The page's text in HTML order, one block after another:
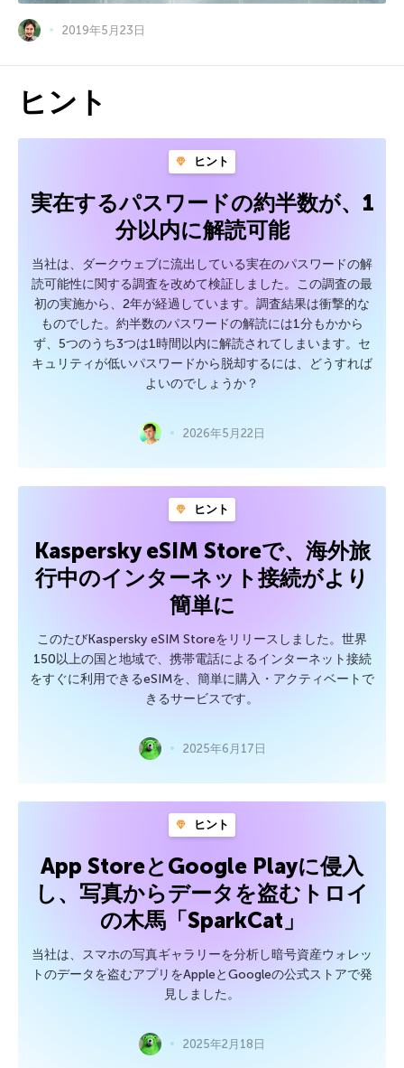
2019年5月23日
ヒント
ヒント
実在するパスワードの約半数が、1
分以内に解読可能
当社は、ダークウェブに流出している実在のパスワードの解
読可能性に関する調査を改めて検証しました。この調査の最
初の実施から、2年が経過しています。調査結果は衝撃的な
ものでした。約半数のパスワードの解読には1分もかから
ず、5つのうち3つは1時間以内に解読されてしまいます。セ
キュリティが低いパスワードから脱却するには、どうすれば
よいのでしょうか？
2026年5月22日
ヒント
Kaspersky eSIM Storeで、海外旅
行中のインターネット接続がより
簡単に
このたびKaspersky eSIM Storeをリリースしました。世界
150以上の国と地域で、携帯電話によるインターネット接続
をすぐに利用できるeSIMを、簡単に購入・アクティベートで
きるサービスです。
2025年6月17日
ヒント
App StoreとGoogle Playに侵入
し、写真からデータを盗むトロイ
の木馬「SparkCat」
当社は、スマホの写真ギャラリーを分析し暗号資産ウォレッ
トのデータを盗むアプリをAppleとGoogleの公式ストアで発
見しました。
2025年2月18日